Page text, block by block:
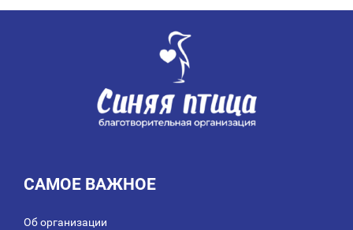
ПО
САМОЕ ВАЖНОЕ
Об организации